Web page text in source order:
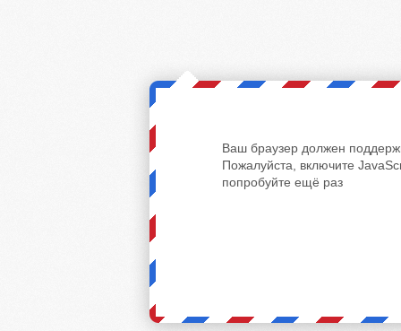
Ваш браузер должен
Пожалуйста, включите
попробуйте ещё раз